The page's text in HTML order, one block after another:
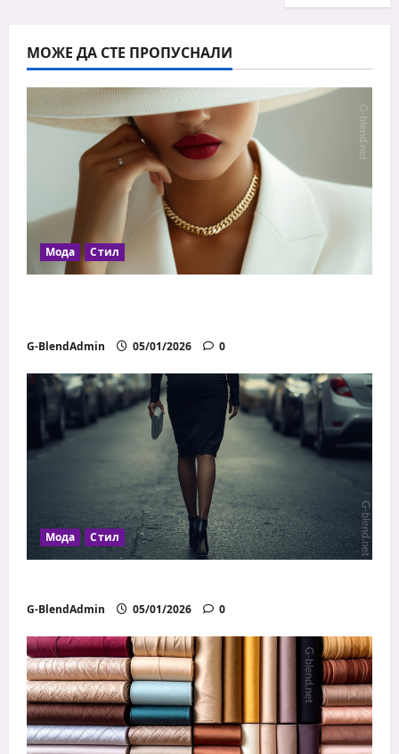
МОЖЕ ДА СТЕ ПРОПУСНАЛИ
Мода Стил
G-BlendAdmin 05/01/2026 0
Мода Стил
G-BlendAdmin 05/01/2026 0